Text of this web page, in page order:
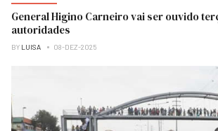
General Higino Carneiro vai ser ouvido
autoridades
BY LUISA 08-DEZ-2025